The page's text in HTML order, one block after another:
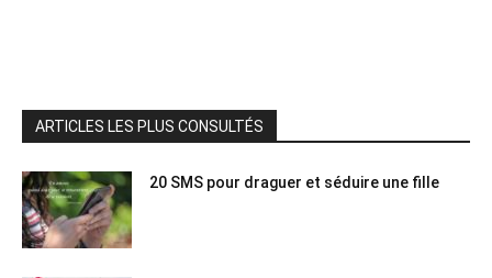
ARTICLES LES PLUS CONSULTÉS
20 SMS pour draguer et séduire une fille